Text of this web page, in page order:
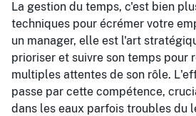
La gestion du temps, c'est bien
techniques pour écrémer votre
un manager, elle est l'art
prioriser et suivre son temps pour
multiples attentes de son rôle.
passe par cette compétence,
dans les eaux parfois troubles du